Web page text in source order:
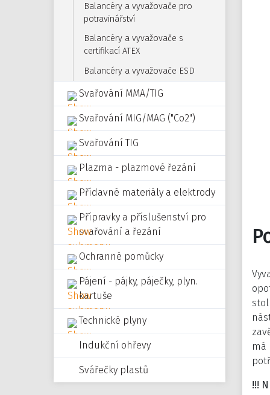
Balancéry a vyvažovače pro
potravinářství
Balancéry a vyvažovače s
certifikací ATEX
Balancéry a vyvažovače ESD
Svařování MMA/TIG
Svařování MIG/MAG ("Co2")
Svařování TIG
Plazma - plazmové řezání
Přídavné materiály a elektrody
Přípravky a příslušenství pro
svařování a řezání
Ochranné pomůcky
Pájení - pájky, páječky, plyn.
kartuše
Technické plyny
Indukční ohřevy
Svářečky plastů
má
!!!